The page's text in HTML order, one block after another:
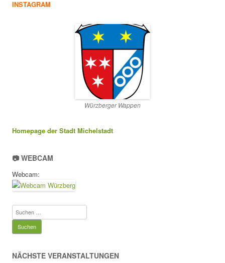
INSTAGRAM
Würzberger Wappen
Homepage der Stadt Michelstadt
📷 WEBCAM
Webcam:
Suchen
nach:
NÄCHSTE VERANSTALTUNGEN